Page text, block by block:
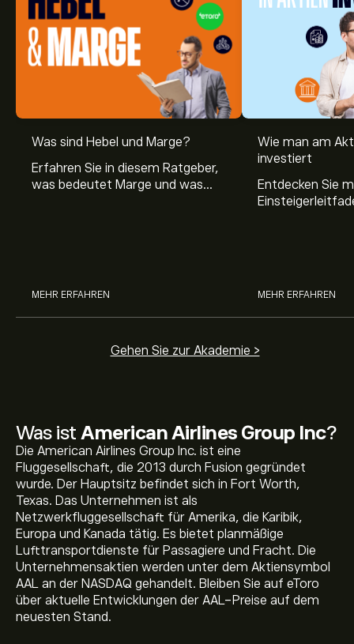
Was ist American Airlines Group Inc?
Die American Airlines Group Inc. ist eine
Fluggesellschaft, die 2013 durch Fusion gegründet
wurde. Der Hauptsitz befindet sich in Fort Worth,
Texas. Das Unternehmen ist als
Netzwerkfluggesellschaft für Amerika, die Karibik,
Europa und Kanada tätig. Es bietet planmäßige
Lufttransportdienste für Passagiere und Fracht. Die
Unternehmensaktien werden unter dem Aktiensymbol
AAL an der NASDAQ gehandelt. Bleiben Sie auf eToro
über aktuelle Entwicklungen der AAL-Preise auf dem
neuesten Stand.
Was sind Hebel und Marge?
Erfahren Sie in diesem Ratgeber,
was bedeutet Marge und was
MEHR ERFAHREN
Wie man am
investiert
Entdecken Sie
MEHR ERFAHREN
Gehen Sie zur Akademie >
Aktueller AAL Aktienkurs liegt bei 16.63‎$‎.